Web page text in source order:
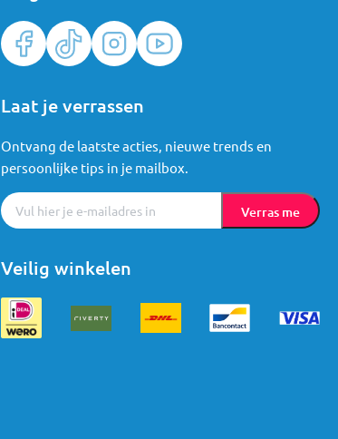
Veilig winkelen
Laat je verrassen
Ontvang de laatste acties, nieuwe trends en
persoonlijke tips in je mailbox.
Verras me